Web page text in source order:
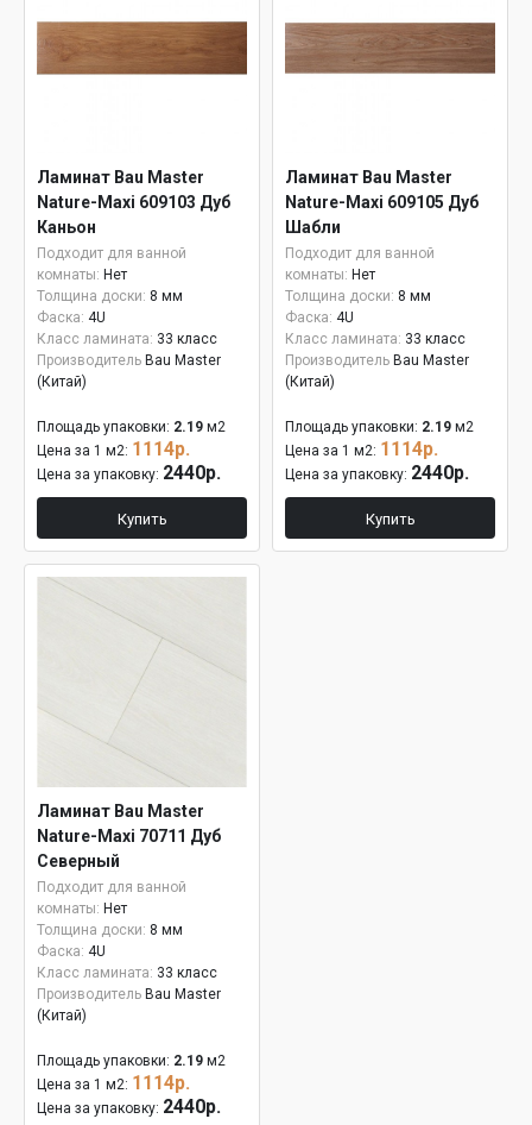
Ламинат Bau Master
Nature-Maxi 609103 Дуб
Каньон
Подходит для ванной
комнаты: Нет
Толщина доски: 8 мм
Фаска: 4U
Класс ламината: 33 класс
Производитель Bau Master
(Китай)
Площадь упаковки: 2.19 м2
Цена за 1 м2: 1114р.
Цена за упаковку: 2440р.
Купить
Ламинат Bau Master
Nature-Maxi 609105 Дуб
Шабли
Подходит для ванной
комнаты: Нет
Толщина доски: 8 мм
Фаска: 4U
Класс ламината: 33 класс
Производитель Bau Master
(Китай)
Площадь упаковки: 2.19 м2
Цена за 1 м2: 1114р.
Цена за упаковку: 2440р.
Купить
Ламинат Bau Master
Nature-Maxi 70711 Дуб
Северный
Подходит для ванной
комнаты: Нет
Толщина доски: 8 мм
Фаска: 4U
Класс ламината: 33 класс
Производитель Bau Master
(Китай)
Площадь упаковки: 2.19 м2
Цена за 1 м2: 1114р.
Цена за упаковку: 2440р.